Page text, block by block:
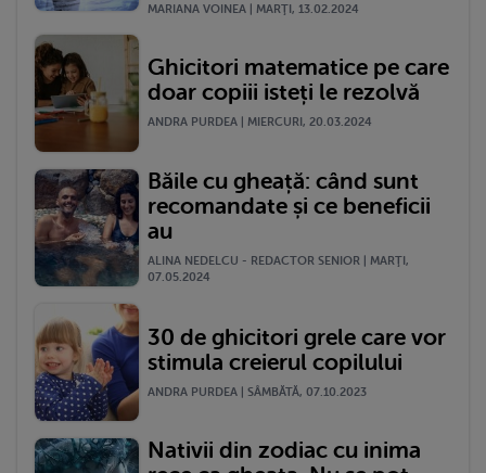
MARIANA VOINEA | MARŢI, 13.02.2024
Ghicitori matematice pe care
doar copiii isteți le rezolvă
ANDRA PURDEA | MIERCURI, 20.03.2024
Băile cu gheață: când sunt
recomandate și ce beneficii
au
ALINA NEDELCU - REDACTOR SENIOR | MARŢI,
07.05.2024
30 de ghicitori grele care vor
stimula creierul copilului
ANDRA PURDEA | SÂMBĂTĂ, 07.10.2023
Nativii din zodiac cu inima